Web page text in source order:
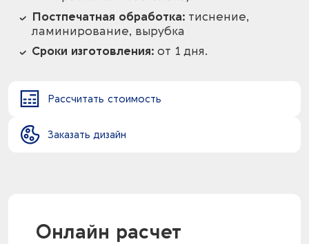
Постпечатная обработка: тиснение,
ламинирование, вырубка
Сроки изготовления: от 1 дня.
Рассчитать стоимость
Заказать дизайн
Онлайн расчет